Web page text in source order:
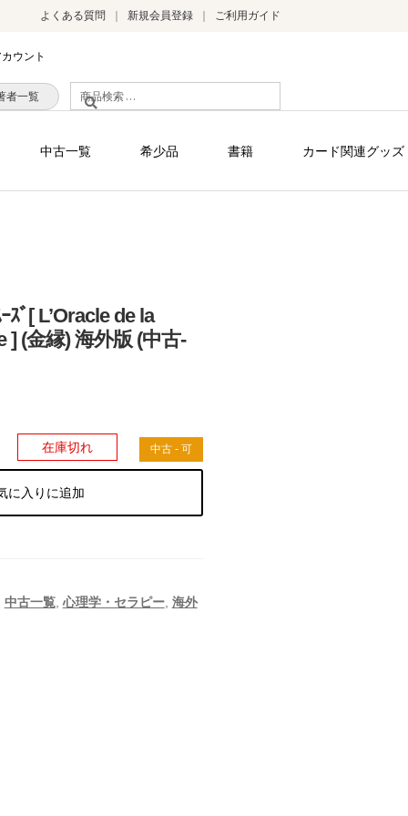
よくある質問 新規会員登録 ご利用ガイド
ウント
検
索
象:
者一覧
中古一覧 希少品 書籍 カード関連グッズ
ｽﾞ[ L’Oracle de la
(金縁) 海外版 (中古-
中古 - 可
在庫切れ
に入りに追加
中古一覧, 心理学・セラピー, 海外